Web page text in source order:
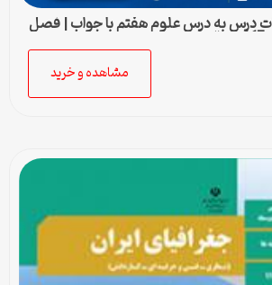
درس به درس علوم هفتم با جواب | فصل
مشاهده و خرید